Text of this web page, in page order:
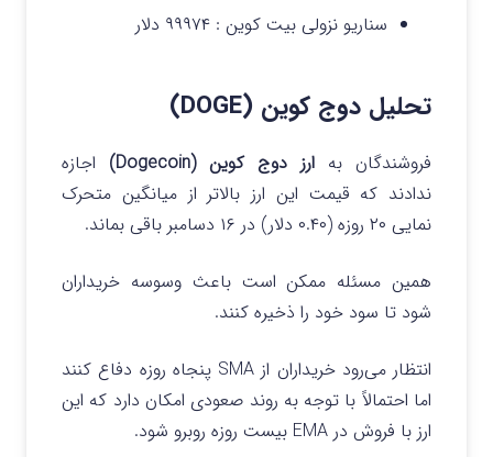
سناریو نزولی بیت کوین : ۹۹۹۷۴ دلار
تحلیل دوج کوین (DOGE)
فروشندگان به ارز دوج کوین (Dogecoin)
اجازه
ندادند که قیمت این ارز بالاتر از میانگین متحرک
نمایی ۲۰ روزه (۰.۴۰ دلار) در ۱۶ دسامبر باقی بماند.
همین مسئله ممکن است باعث وسوسه خریداران
شود تا سود خود را ذخیره کنند.
انتظار می‌رود خریداران از SMA پنجاه روزه دفاع کنند
اما احتمالاً با توجه به روند صعودی امکان دارد که این
ارز با فروش در EMA بیست روزه روبرو شود.